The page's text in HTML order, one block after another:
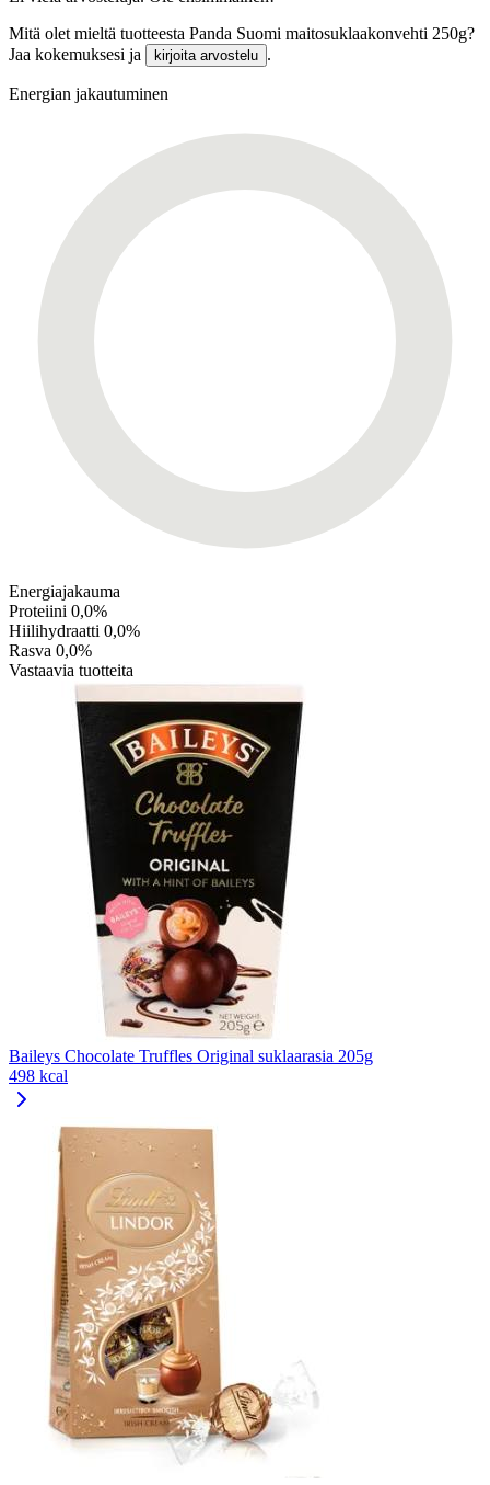
Mitä olet mieltä tuotteesta Panda Suomi maitosuklaakonvehti 250g?
Jaa kokemuksesi ja
kirjoita arvostelu .
Energian jakautuminen
Energiajakauma
Proteiini 0,0%
Hiilihydraatti 0,0%
Rasva 0,0%
Vastaavia tuotteita
Baileys Chocolate Truffles Original suklaarasia 205g
498 kcal